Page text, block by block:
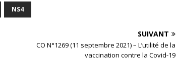
NS4
SUIVANT
CO N°1269 (11 septembre 2021) – L’utilité de la
vaccination contre la Covid-19